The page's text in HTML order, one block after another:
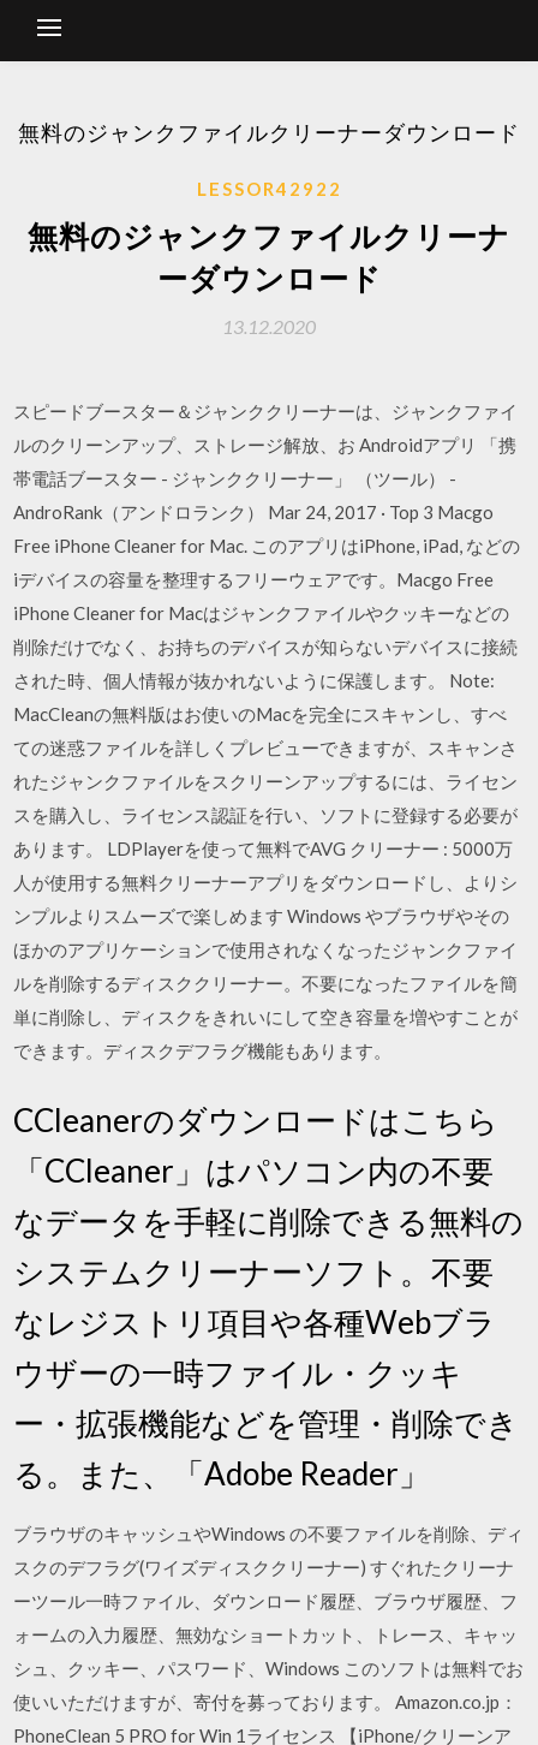
無料のジャンクファイルクリーナーダウンロード
LESSOR42922
無料のジャンクファイルクリーナ
ーダウンロード
13.12.2020
スピードブースター＆ジャンククリーナーは、ジャンクファイ
ルのクリーンアップ、ストレージ解放、お Androidアプリ 「携
帯電話ブースター - ジャンククリーナー」 （ツール） -
AndroRank（アンドロランク） Mar 24, 2017 · Top 3 Macgo
Free iPhone Cleaner for Mac. このアプリはiPhone, iPad, などの
iデバイスの容量を整理するフリーウェアです。Macgo Free
iPhone Cleaner for Macはジャンクファイルやクッキーなどの
削除だけでなく、お持ちのデバイスが知らないデバイスに接続
された時、個人情報が抜かれないように保護します。 Note:
MacCleanの無料版はお使いのMacを完全にスキャンし、すべ
ての迷惑ファイルを詳しくプレビューできますが、スキャンさ
れたジャンクファイルをスクリーンアップするには、ライセン
スを購入し、ライセンス認証を行い、ソフトに登録する必要が
あります。 LDPlayerを使って無料でAVG クリーナー : 5000万
人が使用する無料クリーナーアプリをダウンロードし、よりシ
ンプルよりスムーズで楽しめます Windows やブラウザやその
ほかのアプリケーションで使用されなくなったジャンクファイ
ルを削除するディスククリーナー。不要になったファイルを簡
単に削除し、ディスクをきれいにして空き容量を増やすことが
できます。ディスクデフラグ機能もあります。
CCleanerのダウンロードはこちら
「CCleaner」はパソコン内の不要
なデータを手軽に削除できる無料の
システムクリーナーソフト。不要
なレジストリ項目や各種Webブラ
ウザーの一時ファイル・クッキ
ー・拡張機能などを管理・削除でき
る。また、「Adobe Reader」
ブラウザのキャッシュやWindows の不要ファイルを削除、ディ
スクのデフラグ(ワイズディスククリーナー) すぐれたクリーナ
ーツール一時ファイル、ダウンロード履歴、ブラウザ履歴、フ
ォームの入力履歴、無効なショートカット、トレース、キャッ
シュ、クッキー、パスワード、Windows このソフトは無料でお
使いいただけますが、寄付を募っております。 Amazon.co.jp：
PhoneClean 5 PRO for Win 1ライセンス 【iPhone/クリーンア